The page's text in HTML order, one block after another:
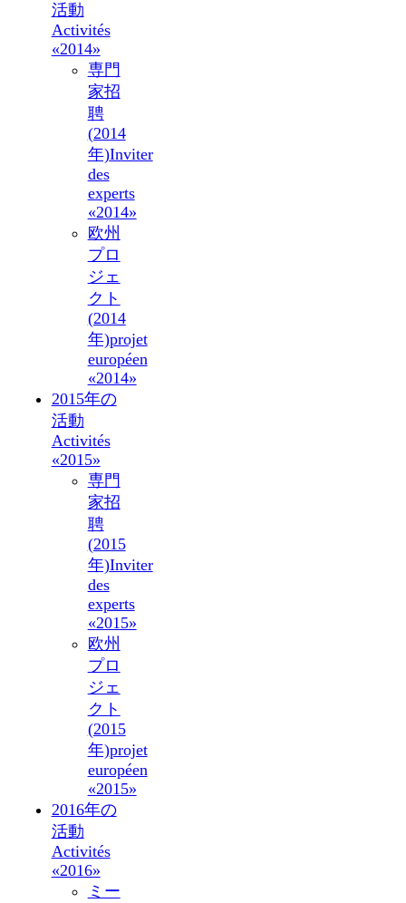
活動
Activités
«2014»
専門
家招
聘
(2014
年)Inviter
des
experts
«2014»
欧州
プロ
ジェ
クト
(2014
年)projet
européen
«2014»
2015年の
活動
Activités
«2015»
専門
家招
聘
(2015
年)Inviter
des
experts
«2015»
欧州
プロ
ジェ
クト
(2015
年)projet
européen
«2015»
2016年の
活動
Activités
«2016»
ミー